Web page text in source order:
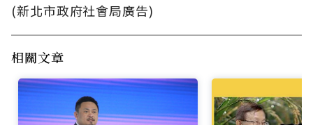
(新北市政府社會局廣告)
相關文章